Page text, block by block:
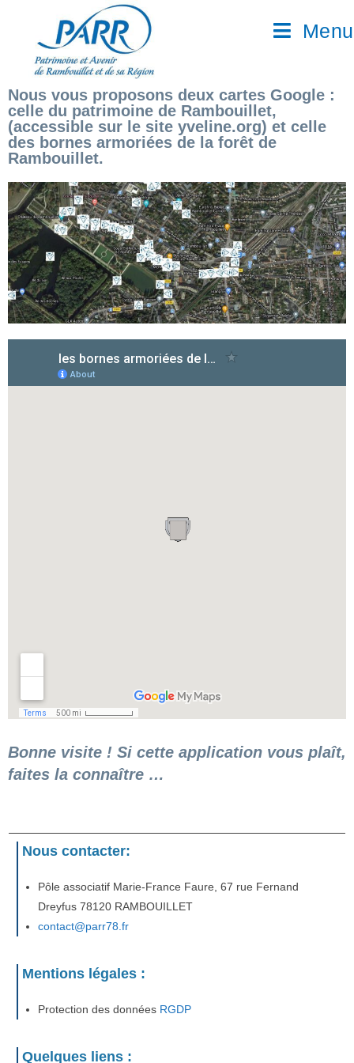
Menu
Nous vous proposons deux cartes Google :
celle du patrimoine de Rambouillet,
(accessible sur le site yveline.org) et celle
des bornes armoriées de la forêt de
Rambouillet.
Bonne visite ! Si cette application vous plaît,
faites la connaître …
Nous contacter:
Pôle associatif Marie-France Faure, 67 rue Fernand
Dreyfus 78120 RAMBOUILLET
contact@parr78.fr
Mentions légales :
Protection des données RGDP
Quelques liens :